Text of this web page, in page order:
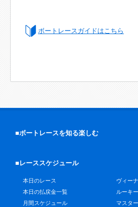
ボートレースガイドはこちら
■ボートレースを知る楽しむ
■レーススケジュール
本日のレース
本日の払戻金一覧
月間スケジュール
ヴィー
ルーキ
マスタ